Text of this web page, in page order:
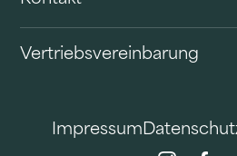
Vertriebsvereinbarung
Impressum